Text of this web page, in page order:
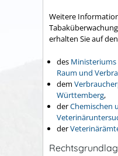
Weitere
erhalten Sie auf
des Ministeriums
Raum und
dem
Württemberg,
derChemischen
der